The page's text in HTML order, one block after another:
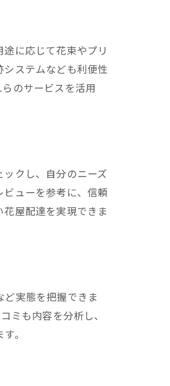
に応じて花束やプリ
ステムなども利便性
のサービスを活用
クし、自分のニーズ
ューを参考に、信頼
屋配達を実現できま
実態を把握できま
ミも内容を分析し、
。